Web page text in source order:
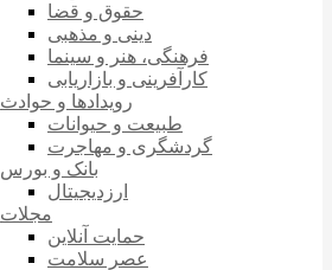
حقوق و قضا
دینی و مذهبی
فرهنگی، هنر و سینما
کارآفرینی و بازاریابی
رویدادها و حوادث
طبیعت و حیوانات
گردشگری و مهاجرت
بانک و بورس
ارزدیجیتال
مجلات
حمایت آنلاین
عصر سلامت